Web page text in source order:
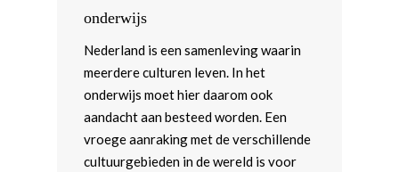
onderwijs
Nederland is een samenleving waarin
meerdere culturen leven. In het
onderwijs moet hier daarom ook
aandacht aan besteed worden. Een
vroege aanraking met de verschillende
cultuurgebieden in de wereld is voor